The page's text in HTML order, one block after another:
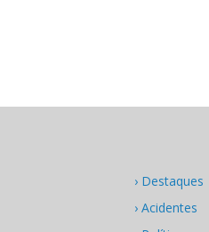
› Destaques
› Acidentes